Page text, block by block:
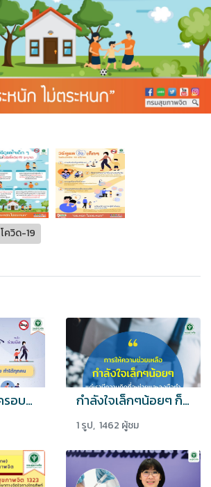
โควิด-19
โปรแกรมวัคซีนครอบครัว 'สนุก ง่าย ทำได้ทุกคน กำลังใจเล็กๆน้อยๆ ก็สร้างสุขได้
1 รูป, 1462 ผู้ชม